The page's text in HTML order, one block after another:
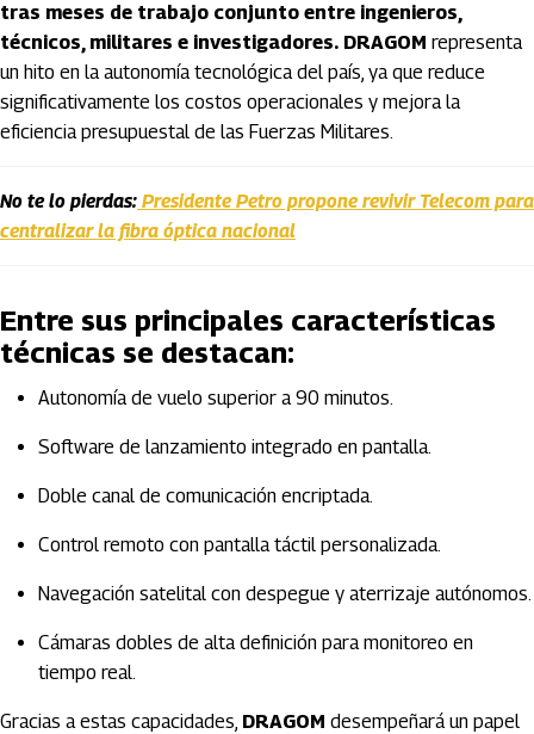
tras meses de trabajo conjunto entre ingenieros,
técnicos, militares e investigadores. DRAGOM representa
un hito en la autonomía tecnológica del país, ya que reduce
significativamente los costos operacionales y mejora la
eficiencia presupuestal de las Fuerzas Militares.
No te lo pierdas: Presidente Petro propone revivir Telecom para
centralizar la fibra óptica nacional
Entre sus principales características
técnicas se destacan:
Autonomía de vuelo superior a 90 minutos.
Software de lanzamiento integrado en pantalla.
Doble canal de comunicación encriptada.
Control remoto con pantalla táctil personalizada.
Navegación satelital con despegue y aterrizaje autónomos.
Cámaras dobles de alta definición para monitoreo en
tiempo real.
Gracias a estas capacidades, DRAGOM desempeñará un papel